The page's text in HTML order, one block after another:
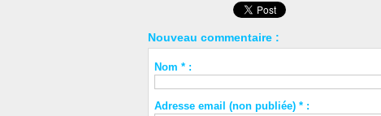
Nouveau commentaire :
Nom * :
Adresse email (non publiée) * :